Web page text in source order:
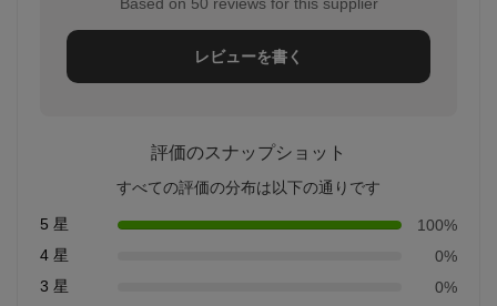
レビューを書く
評価のスナップショット
すべての評価の分布は以下の通りです
5 星
100%
4 星
0%
3 星
0%